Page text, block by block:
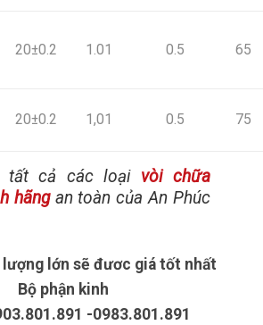
20±0.2 1.01 0.5 65
20±0.2 1,01 0.5 75
tất cả các loại vòi chữa
hãngan toàn của An Phúc
lượng lớn sẽ đươc giá tốt nhất
Bộ phận kinh
-0983.801.891